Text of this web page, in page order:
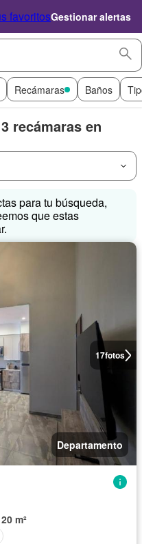
favoritosGestionar alertas
Recámaras Baños
recámaras en
para tu búsqueda,
que estas
17fotos
Departamento
m²